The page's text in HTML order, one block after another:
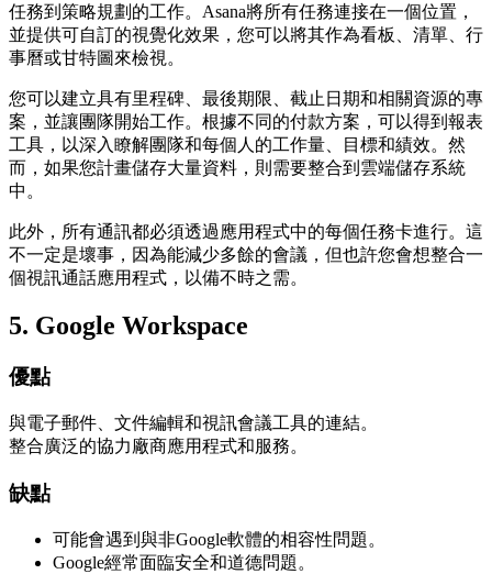
任務到策略規劃的工作。Asana將所有任務連接在一個位置，
並提供可自訂的視覺化效果，您可以將其作為看板、清單、行
事曆或甘特圖來檢視。
您可以建立具有里程碑、最後期限、截止日期和相關資源的專
案，並讓團隊開始工作。根據不同的付款方案，可以得到報表
工具，以深入瞭解團隊和每個人的工作量、目標和績效。然
而，如果您計畫儲存大量資料，則需要整合到雲端儲存系統
中。
此外，所有通訊都必須透過應用程式中的每個任務卡進行。這
不一定是壞事，因為能減少多餘的會議，但也許您會想整合一
個視訊通話應用程式，以備不時之需。
5. Google Workspace
優點
與電子郵件、文件編輯和視訊會議工具的連結。
整合廣泛的協力廠商應用程式和服務。
缺點
可能會遇到與非Google軟體的相容性問題。
Google經常面臨安全和道德問題。